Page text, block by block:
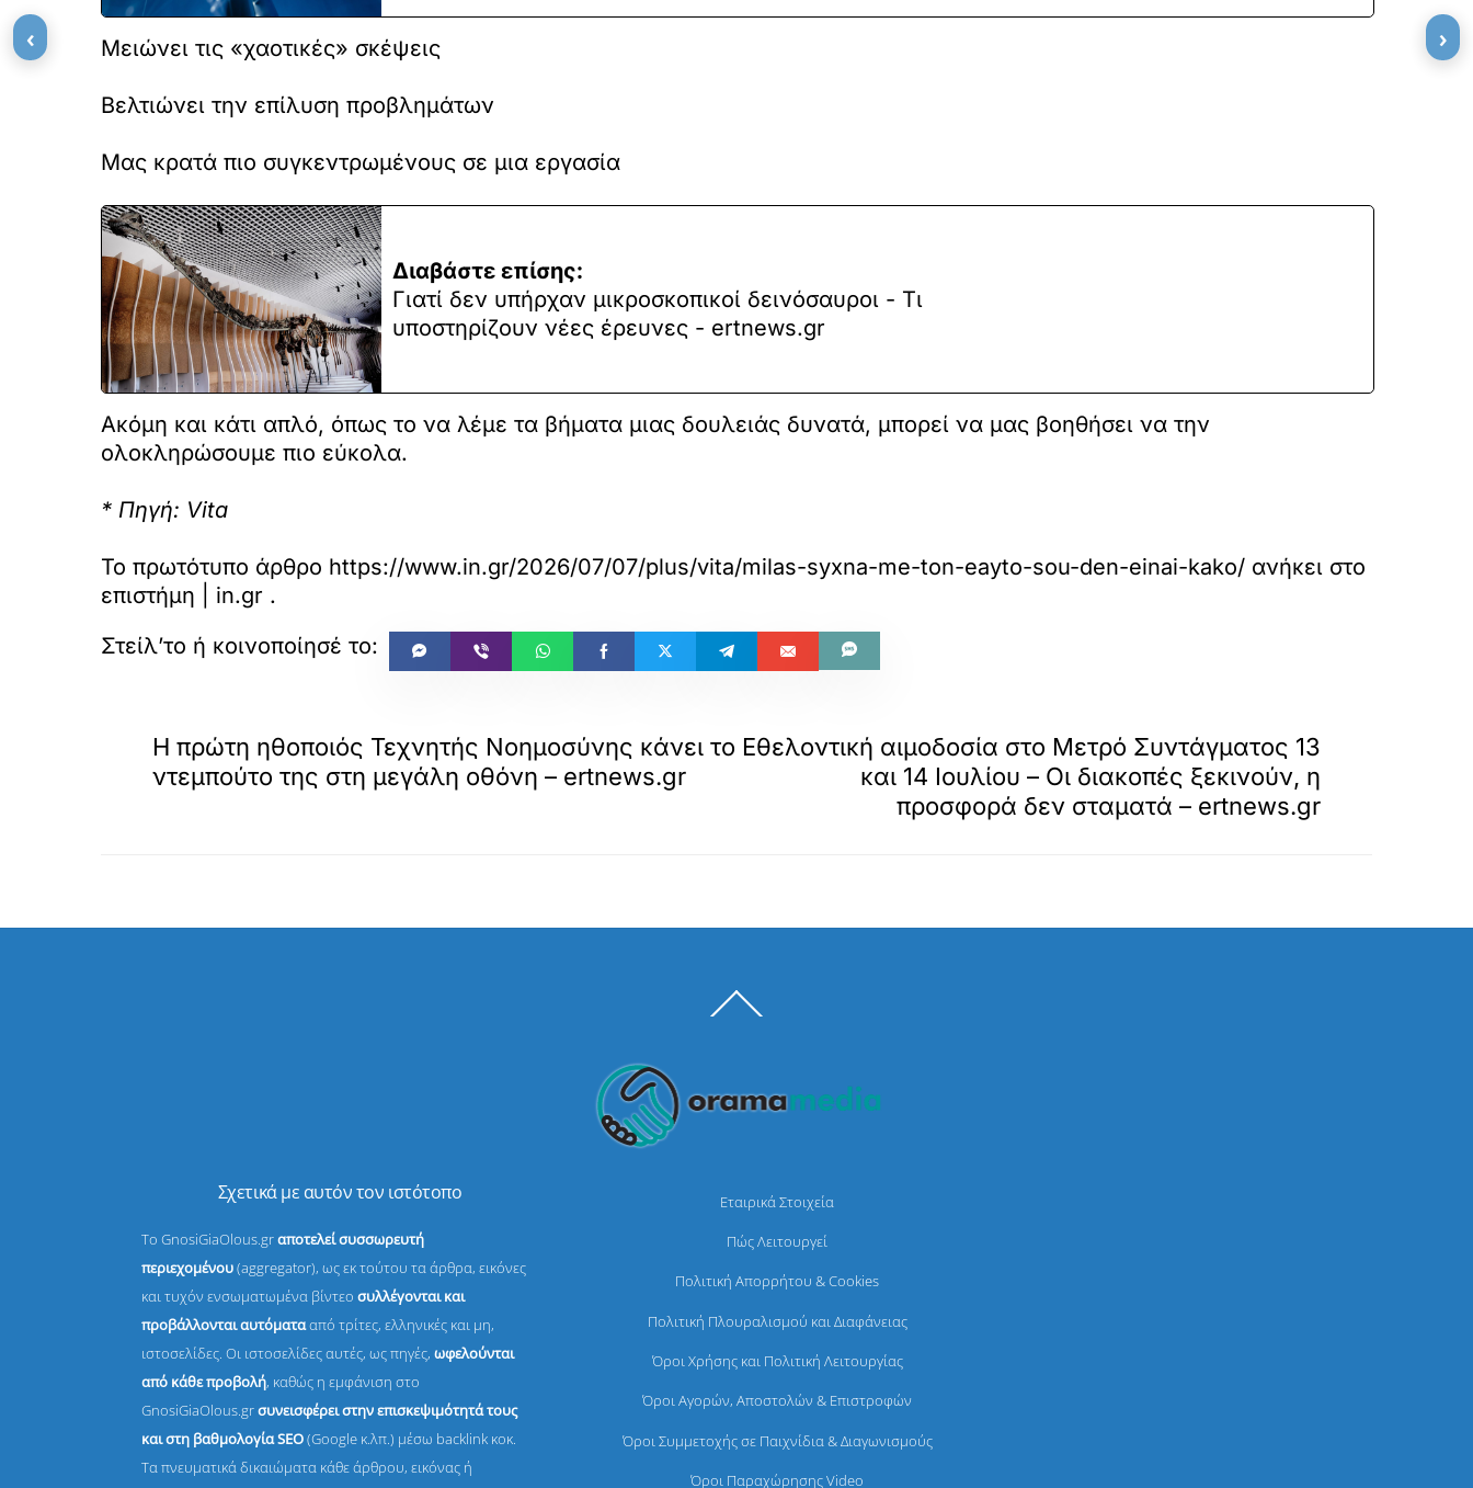
Μειώνει τις «χαοτικές» σκέψεις
Βελτιώνει την επίλυση προβλημάτων
Μας κρατά πιο συγκεντρωμένους σε μια εργασία
Διαβάστε επίσης:
Γιατί δεν υπήρχαν μικροσκοπικοί δεινόσαυροι - Τι
υποστηρίζουν νέες έρευνες - ertnews.gr
Ακόμη και κάτι απλό, όπως το να λέμε τα βήματα μιας δουλειάς δυνατά, μπορεί να μας βοηθήσει να την
ολοκληρώσουμε πιο εύκολα.
* Πηγή: Vita
Το πρωτότυπο άρθρο https://www.in.gr/2026/07/07/plus/vita/milas-syxna-me-ton-eayto-sou-den-einai-kako/ ανήκει στο
επιστήμη | in.gr .
Η πρώτη ηθοποιός Τεχνητής Νοημοσύνης κάνει το
ντεμπούτο της στη μεγάλη οθόνη – ertnews.gr
Εθελοντική αιμοδοσία στο Μετρό Συντάγματος 13
και 14 Ιουλίου – Οι διακοπές ξεκινούν, η
προσφορά δεν σταματά – ertnews.gr
To
Σχετικά με αυτόν τον ιστότοπο
Το GnosiGiaOlous.grαποτελεί συσσωρευτή
περιεχομένου(aggregator), ως εκ τούτου τα άρθρα, εικόνες
και τυχόν ενσωματωμένα βίντεοσυλλέγονται και
προβάλλονται αυτόματααπό τρίτες, ελληνικές και μη,
ιστοσελίδες. Οι ιστοσελίδες αυτές, ως πηγές,ωφελούνται
από κάθε προβολή, καθώς η εμφάνιση στο
GnosiGiaOlous.grσυνεισφέρει στην επισκεψιμότητά τους
και στη βαθμολογία SEO(Google κ.λπ.) μέσω backlink κοκ.
Τα πνευματικά δικαιώματα κάθε άρθρου, εικόνας ή
Εταιρικά Στοιχεία
Πώς Λειτουργεί
Πολιτική Απορρήτου & Cookies
Πολιτική Πλουραλισμού και Διαφάνειας
Όροι Χρήσης και Πολιτική Λειτουργίας
Όροι Αγορών, Αποστολών & Επιστροφών
Όροι Συμμετοχής σε Παιχνίδια & Διαγωνισμούς
Όροι Παραχώρησης Video
‹ ›